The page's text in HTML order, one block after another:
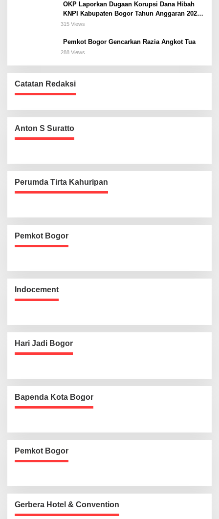
OKP Laporkan Dugaan Korupsi Dana Hibah
KNPI Kabupaten Bogor Tahun Anggaran 2025
Ke Kejaksaan
315 Views
Pemkot Bogor Gencarkan Razia Angkot Tua
288 Views
Catatan Redaksi
Anton S Suratto
Perumda Tirta Kahuripan
Pemkot Bogor
Indocement
Hari Jadi Bogor
Bapenda Kota Bogor
Pemkot Bogor
Gerbera Hotel & Convention